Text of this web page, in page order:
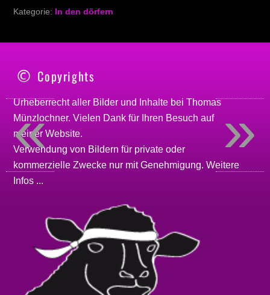
Kategorie: In den dörfern
Copyrights
Urheberrecht aller Bilder und Inhalte beiThomas
Münzlochner. Vielen Dank für Ihren Besuch auf
meinerWebsite.
Verwendung von Bildern für private oder
kommerzielle Zwecke nur mit Genehmigung.Weitere
Infos ...
»
«